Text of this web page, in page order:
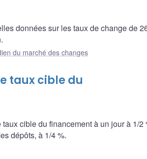
données sur les taux de change de
du marché des changes
taux cible du
cible du financement à un jour à 1/2
dépôts, à 1/4 %.